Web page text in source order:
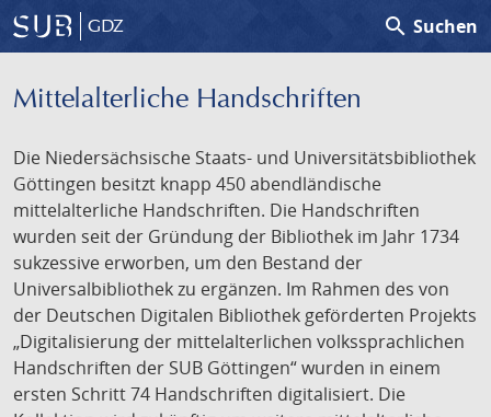
GDZ search Suchen
Mittelalterliche Handschriften
Die Niedersächsische Staats- und Universitätsbibliothek
Göttingen besitzt knapp 450 abendländische
mittelalterliche Handschriften. Die Handschriften
wurden seit der Gründung der Bibliothek im Jahr 1734
sukzessive erworben, um den Bestand der
Universalbibliothek zu ergänzen. Im Rahmen des von
der Deutschen Digitalen Bibliothek geförderten Projekts
„Digitalisierung der mittelalterlichen volkssprachlichen
Handschriften der SUB Göttingen“ wurden in einem
ersten Schritt 74 Handschriften digitalisiert. Die